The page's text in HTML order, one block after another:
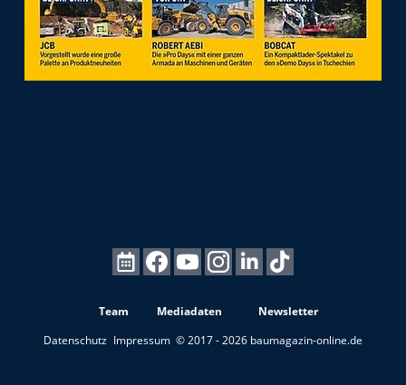
Team Mediadaten
Newsletter
Datenschutz Impressum © 2017 - 2026 baumagazin-online.de